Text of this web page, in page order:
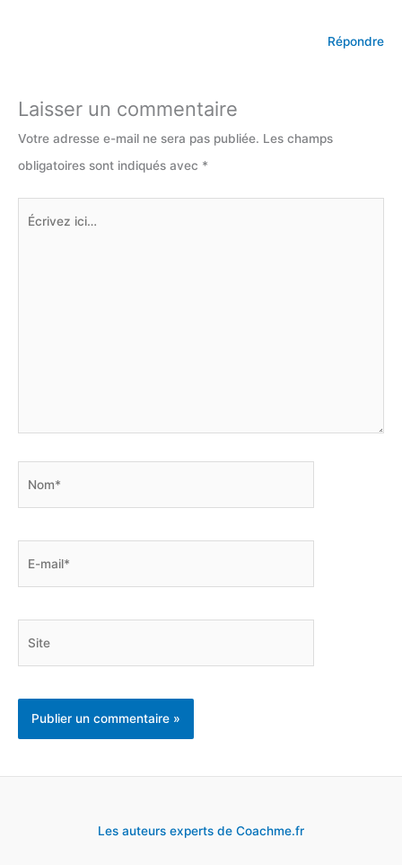
Répondre
Laisser un commentaire
Votre adresse e-mail ne sera pas publiée. Les champs
obligatoires sont indiqués avec *
Les auteurs experts de Coachme.fr